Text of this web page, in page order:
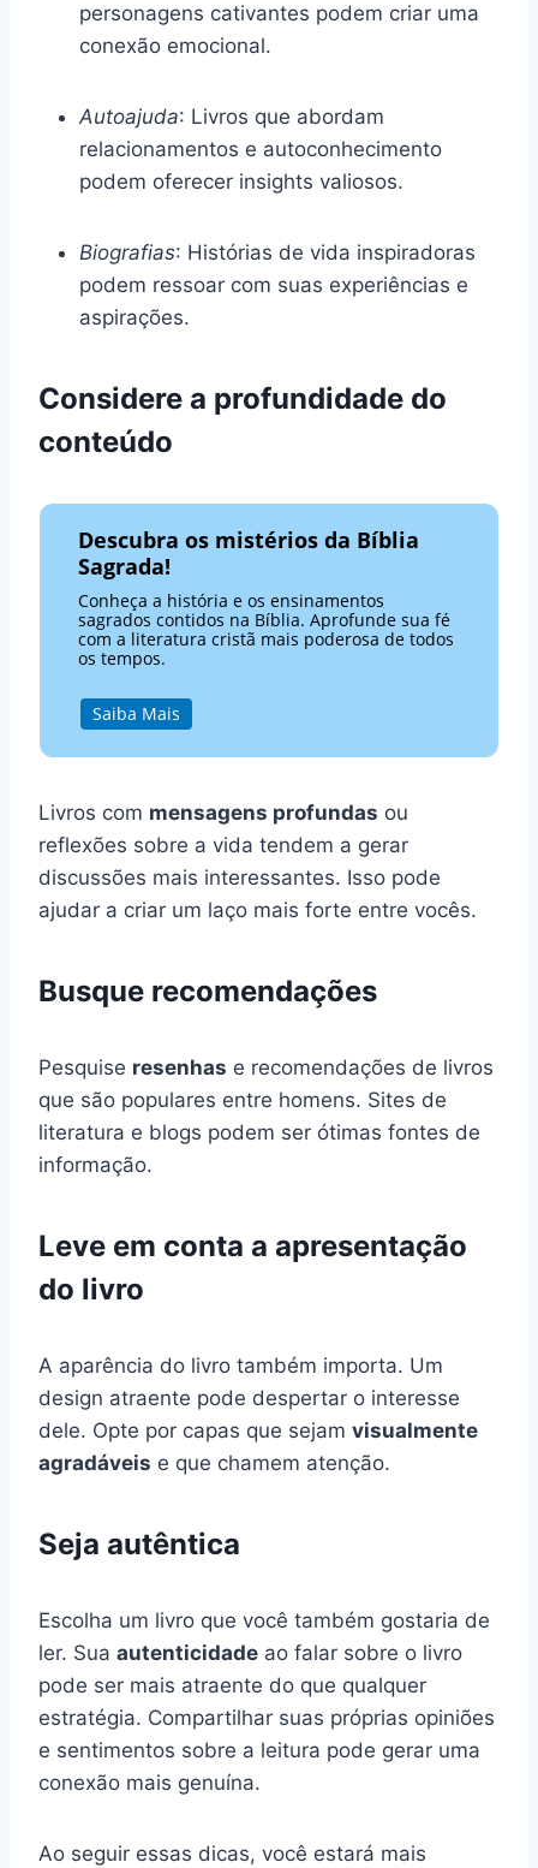
personagens cativantes podem criar uma
conexão emocional.
Autoajuda: Livros que abordam
relacionamentos e autoconhecimento
podem oferecer insights valiosos.
Biografias: Histórias de vida inspiradoras
podem ressoar com suas experiências e
aspirações.
Considere a profundidade do
conteúdo
Descubra os mistérios da Bíblia
Sagrada!
Conheça a história e os ensinamentos
sagrados contidos na Bíblia. Aprofunde sua fé
com a literatura cristã mais poderosa de todos
os tempos.
Saiba Mais
Livros com mensagens profundas ou
reflexões sobre a vida tendem a gerar
discussões mais interessantes. Isso pode
ajudar a criar um laço mais forte entre vocês.
Busque recomendações
Pesquise resenhas e recomendações de livros
que são populares entre homens. Sites de
literatura e blogs podem ser ótimas fontes de
informação.
Leve em conta a apresentação
do livro
A aparência do livro também importa. Um
design atraente pode despertar o interesse
dele. Opte por capas que sejam visualmente
agradáveis e que chamem atenção.
Seja autêntica
Escolha um livro que você também gostaria de
ler. Sua autenticidade ao falar sobre o livro
pode ser mais atraente do que qualquer
estratégia. Compartilhar suas próprias opiniões
e sentimentos sobre a leitura pode gerar uma
conexão mais genuína.
Ao seguir essas dicas, você estará mais